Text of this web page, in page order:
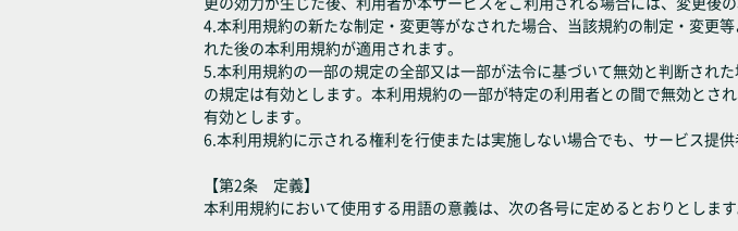
4.本利用規約の新たな制定・変更等がなされた場合、当該規約の制定・変更
れた後の本利用規約が適用されます。
5.本利用規約の一部の規定の全部又は一部が法令に基づいて無効と判断され
の規定は有効とします。本利用規約の一部が特定の利用者との間で無効とさ
有効とします。
6.本利用規約に示される権利を行使または実施しない場合でも、サービス提
【第2条 定義】
本利用規約において使用する用語の意義は、次の各号に定めるとおりとします